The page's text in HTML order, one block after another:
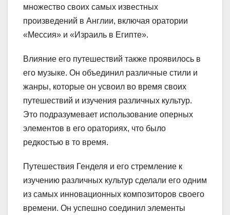
множество своих самых известных
произведений в Англии, включая оратории
«Мессия» и «Израиль в Египте».
Влияние его путешествий также проявилось в
его музыке. Он объединил различные стили и
жанры, которые он усвоил во время своих
путешествий и изучения различных культур.
Это подразумевает использование оперных
элементов в его ораториях, что было
редкостью в то время.
Путешествия Генделя и его стремление к
изучению различных культур сделали его одним
из самых инновационных композиторов своего
времени. Он успешно соединил элементы